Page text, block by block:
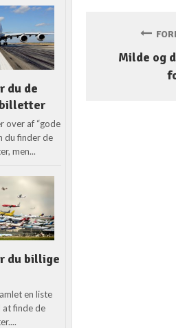
Milde og
du de
over af “gode
du finder de
men...
du billige
en liste
at finde de